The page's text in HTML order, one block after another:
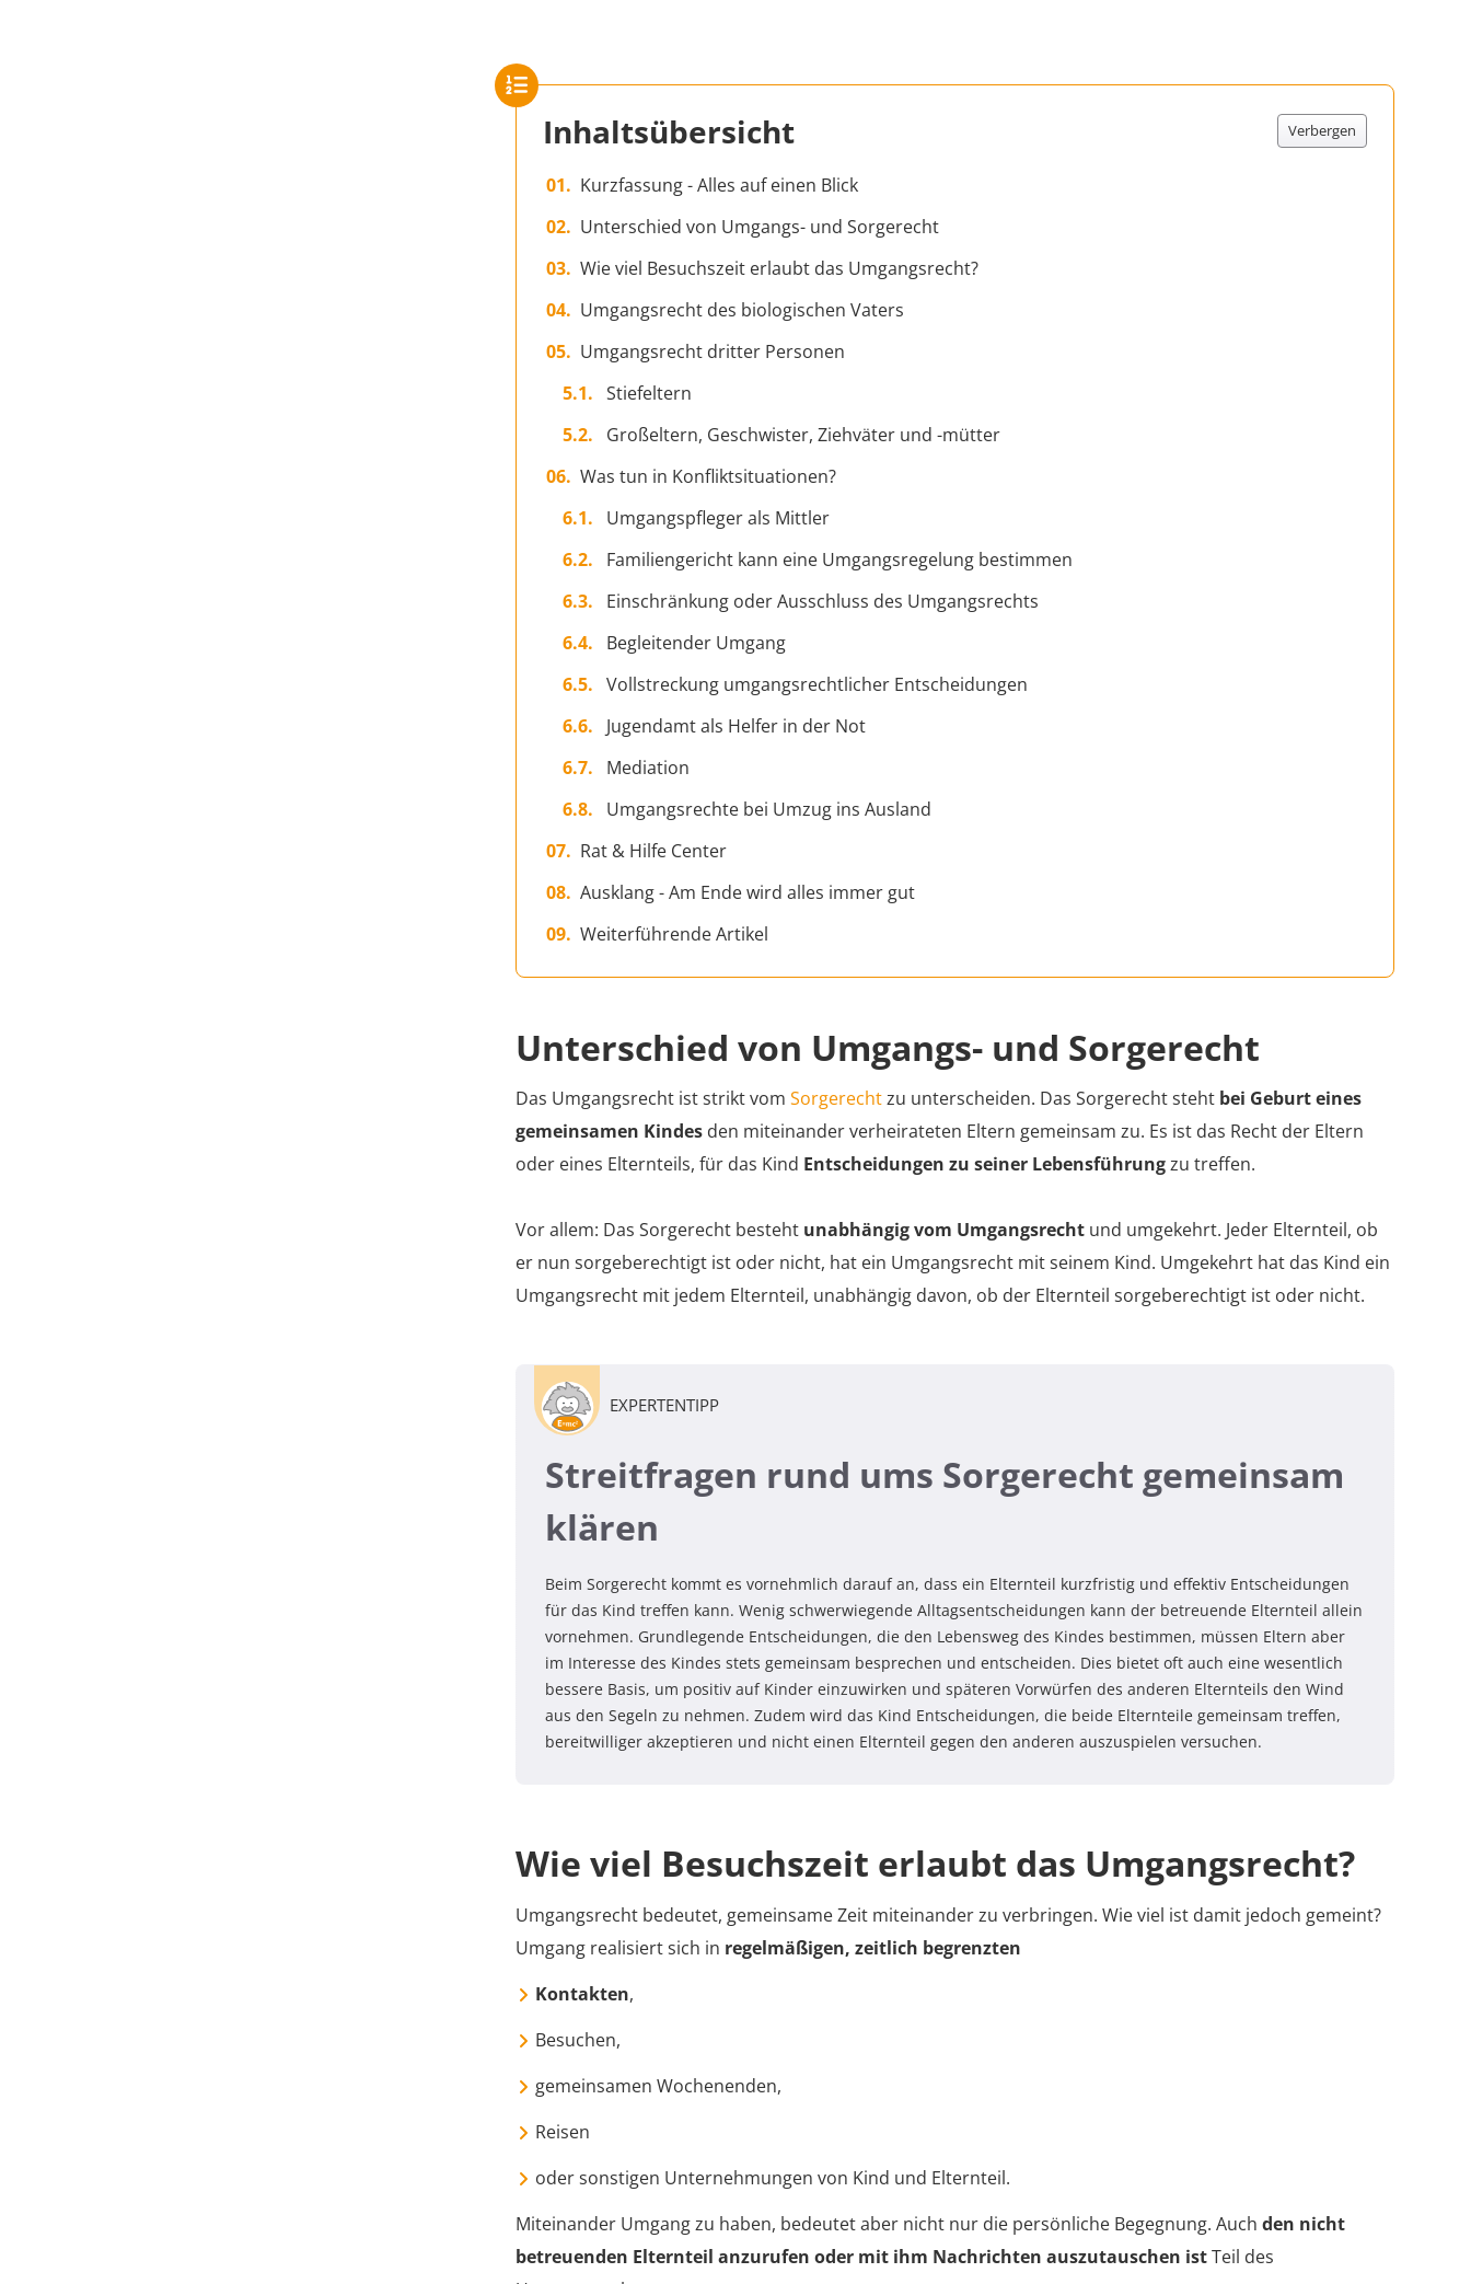
Inhaltsübersicht Verbergen
Kurzfassung - Alles auf einen Blick
Unterschied von Umgangs- und Sorgerecht
Wie viel Besuchszeit erlaubt das Umgangsrecht?
Umgangsrecht des biologischen Vaters
Umgangsrecht dritter Personen
Stiefeltern
Großeltern, Geschwister, Ziehväter und -mütter
Was tun in Konfliktsituationen?
Umgangspfleger als Mittler
Familiengericht kann eine Umgangsregelung bestimmen
Einschränkung oder Ausschluss des Umgangsrechts
Begleitender Umgang
Vollstreckung umgangsrechtlicher Entscheidungen
Jugendamt als Helfer in der Not
Mediation
Umgangsrechte bei Umzug ins Ausland
Rat & Hilfe Center
Ausklang - Am Ende wird alles immer gut
Weiterführende Artikel
Unterschied von Umgangs- und Sorgerecht
Das Umgangsrecht ist strikt vomSorgerechtzu unterscheiden. Das Sorgerecht steht bei Geburt eines
gemeinsamen Kindes den miteinander verheirateten Eltern gemeinsam zu. Es ist das Recht der Eltern
oder eines Elternteils, für das Kind Entscheidungen zu seiner Lebensführungzu treffen.
Vor allem: Das Sorgerecht besteht unabhängig vom Umgangsrecht und umgekehrt. Jeder Elternteil, ob
er nun sorgeberechtigt ist oder nicht, hat ein Umgangsrecht mit seinem Kind. Umgekehrt hat das Kind ein
Umgangsrecht mit jedem Elternteil, unabhängig davon, ob der Elternteil sorgeberechtigt ist oder nicht.
EXPERTENTIPP
Streitfragen rund ums Sorgerecht gemeinsam
klären
Beim Sorgerecht kommt es vornehmlich darauf an, dass ein Elternteil kurzfristig und effektiv Entscheidungen
für das Kind treffen kann. Wenig schwerwiegende Alltagsentscheidungen kann der betreuende Elternteil allein
vornehmen. Grundlegende Entscheidungen, die den Lebensweg des Kindes bestimmen, müssen Eltern aber
im Interesse des Kindes stets gemeinsam besprechen und entscheiden. Dies bietet oft auch eine wesentlich
bessere Basis, um positiv auf Kinder einzuwirken und späteren Vorwürfen des anderen Elternteils den Wind
aus den Segeln zu nehmen. Zudem wird das Kind Entscheidungen, die beide Elternteile gemeinsam treffen,
bereitwilliger akzeptieren und nicht einen Elternteil gegen den anderen auszuspielen versuchen.
Wie viel Besuchszeit erlaubt das Umgangsrecht?
Umgangsrecht bedeutet, gemeinsame Zeit miteinander zu verbringen. Wie viel ist damit jedoch gemeint?
Umgang realisiert sich in regelmäßigen, zeitlich begrenzten
Kontakten,
Besuchen,
gemeinsamen Wochenenden,
Reisen
oder sonstigen Unternehmungen von Kind und Elternteil.
Miteinander Umgang zu haben, bedeutet aber nicht nur die persönliche Begegnung. Auchden nicht
betreuenden Elternteil anzurufen oder mit ihm Nachrichten auszutauschen istTeil des